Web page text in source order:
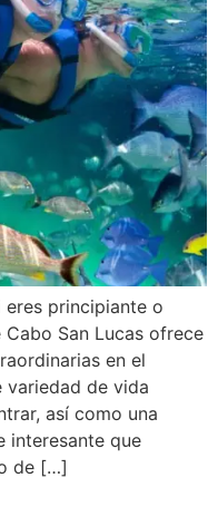
eres principiante o
San Lucas ofrece
en el
de vida
así como una
interesante que
de […]